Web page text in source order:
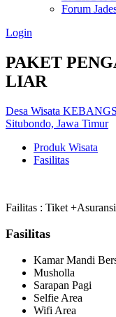
Forum
Login
PAKET
LIAR
Desa Wisata
Situbondo, Jawa Timur
Produk Wisata
Fasilitas
Failitas : Tiket
Fasilitas
Kamar Mandi
Musholla
Sarapan Pagi
Selfie Area
Wifi Area